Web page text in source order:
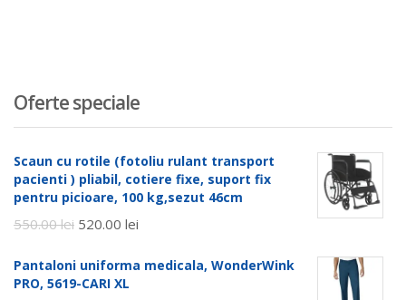
Oferte speciale
Scaun cu rotile (fotoliu rulant transport
pacienti ) pliabil, cotiere fixe, suport fix
pentru picioare, 100 kg,sezut 46cm
550.00lei 520.00 lei
Pantaloni uniforma medicala, WonderWink
PRO, 5619-CARI XL